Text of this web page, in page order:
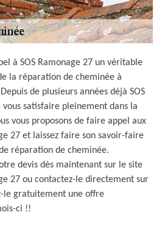
à SOS Ramonage 27 un véritable
la réparation de cheminée à
de plusieurs années déjà SOS
vous satisfaire pleinement dans la
vous proposons de faire appel aux
27 et laissez faire son savoir-faire
réparation de cheminée.
devis dès maintenant sur le site
27 ou contactez-le directement sur
le gratuitement une offre
ci !!